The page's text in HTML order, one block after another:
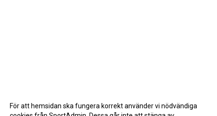
För att hemsidan ska fungera korrekt använder vi nödvändiga